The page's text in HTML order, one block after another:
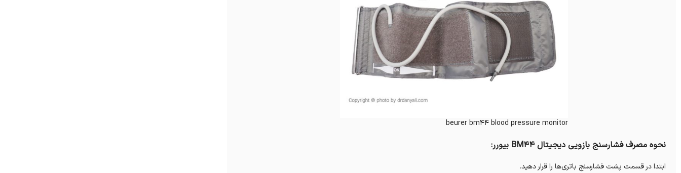
beurer bm44 blood pressure monitor
نحوه مصرف فشارسنج بازویی ديجيتال BM44 بیورر:
ابتدا در قسمت پشت فشارسنج باتری‌ها را قرار دهید.